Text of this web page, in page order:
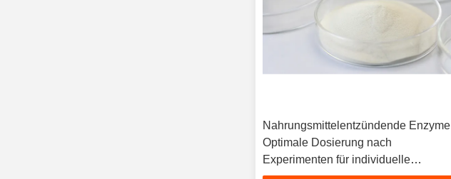
Nahrungsmittelentzündende Enzyme
Optimale Dosierung nach
Experimenten für individuelle
Prozesse und Anforderungen